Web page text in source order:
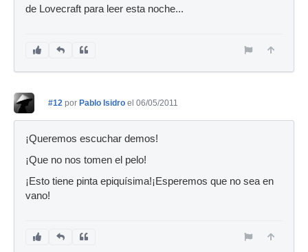
de Lovecraft para leer esta noche...
#12 por Pablo Isidro el 06/05/2011
¡Queremos escuchar demos!
¡Que no nos tomen el pelo!
¡Esto tiene pinta epiquísima!¡Esperemos que no sea en
vano!